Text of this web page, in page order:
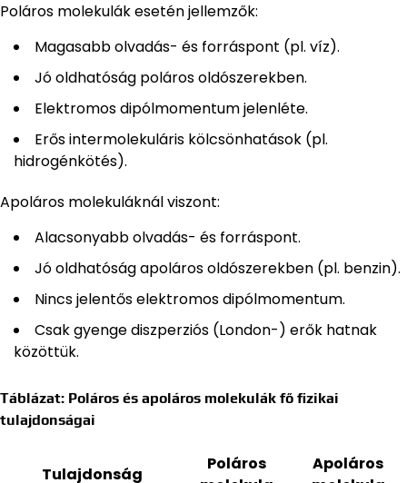
Poláros molekulák esetén jellemzők:
Magasabb olvadás- és forráspont (pl. víz).
Jó oldhatóság poláros oldószerekben.
Elektromos dipólmomentum jelenléte.
Erős intermolekuláris kölcsönhatások (pl.
hidrogénkötés).
Apoláros molekuláknál viszont:
Alacsonyabb olvadás- és forráspont.
Jó oldhatóság apoláros oldószerekben (pl. benzin).
Nincs jelentős elektromos dipólmomentum.
Csak gyenge diszperziós (London-) erők hatnak
közöttük.
Táblázat: Poláros és apoláros molekulák fő fizikai
tulajdonságai
Tulajdonság
Poláros
Apoláros